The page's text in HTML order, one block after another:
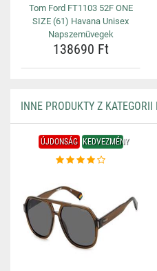
Tom Ford FT1103 52F ONE
SIZE (61) Havana Unisex
Napszemüvegek
138690 Ft
INNE PRODUKTY Z KATEGORII
ÚJDONSÁG KEDVEZMÉNY